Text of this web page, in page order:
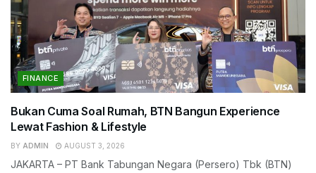
FINANCE
Bukan Cuma Soal Rumah, BTN Bangun Experience
Lewat Fashion & Lifestyle
BY ADMIN AUGUST 3, 2026
JAKARTA – PT Bank Tabungan Negara (Persero) Tbk (BTN)